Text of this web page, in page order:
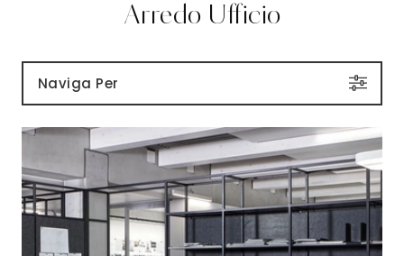
Arredo Ufficio
Naviga Per